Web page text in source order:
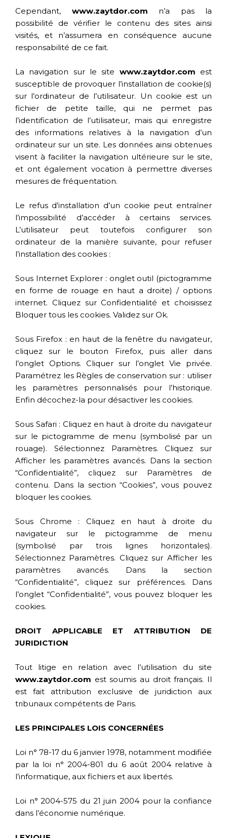
Cependant, www.zaytdor.com n’a pas la
possibilité de vérifier le contenu des sites ainsi
visités, et n’assumera en conséquence aucune
responsabilité de ce fait.
La navigation sur le site www.zaytdor.com est
susceptible de provoquer l’installation de cookie(s)
sur l’ordinateur de l’utilisateur. Un cookie est un
fichier de petite taille, qui ne permet pas
l’identification de l’utilisateur, mais qui enregistre
des informations relatives à la navigation d’un
ordinateur sur un site. Les données ainsi obtenues
visent à faciliter la navigation ultérieure sur le site,
et ont également vocation à permettre diverses
mesures de fréquentation.
Le refus d’installation d’un cookie peut entraîner
l’impossibilité d’accéder à certains services.
L’utilisateur peut toutefois configurer son
ordinateur de la manière suivante, pour refuser
l’installation des cookies :
Sous Internet Explorer : onglet outil (pictogramme
en forme de rouage en haut a droite) / options
internet. Cliquez sur Confidentialité et choisissez
Bloquer tous les cookies. Validez sur Ok.
Sous Firefox : en haut de la fenêtre du navigateur,
cliquez sur le bouton Firefox, puis aller dans
l’onglet Options. Cliquer sur l’onglet Vie privée.
Paramétrez les Règles de conservation sur : utiliser
les paramètres personnalisés pour l’historique.
Enfin décochez-la pour désactiver les cookies.
Sous Safari : Cliquez en haut à droite du navigateur
sur le pictogramme de menu (symbolisé par un
rouage). Sélectionnez Paramètres. Cliquez sur
Afficher les paramètres avancés. Dans la section
“Confidentialité”, cliquez sur Paramètres de
contenu. Dans la section “Cookies”, vous pouvez
bloquer les cookies.
Sous Chrome : Cliquez en haut à droite du
navigateur sur le pictogramme de menu
(symbolisé par trois lignes horizontales).
Sélectionnez Paramètres. Cliquez sur Afficher les
paramètres avancés. Dans la section
“Confidentialité”, cliquez sur préférences. Dans
l’onglet “Confidentialité”, vous pouvez bloquer les
cookies.
DROIT APPLICABLE ET ATTRIBUTION DE
JURIDICTION
Tout litige en relation avec l’utilisation du site
www.zaytdor.com est soumis au droit français. Il
est fait attribution exclusive de juridiction aux
tribunaux compétents de Paris.
LES PRINCIPALES LOIS CONCERNÉES
Loi n° 78-17 du 6 janvier 1978, notamment modifiée
par la loi n° 2004-801 du 6 août 2004 relative à
l’informatique, aux fichiers et aux libertés.
Loi n° 2004-575 du 21 juin 2004 pour la confiance
dans l’économie numérique.